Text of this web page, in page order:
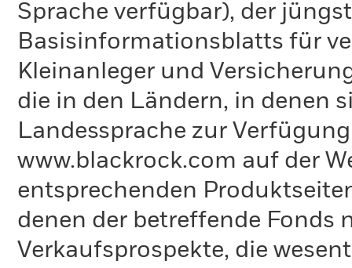
Sprache verfügbar), der
Basisinformationsblatts für
Kleinanleger und
die in den Ländern, in denen
Landessprache zur
www.blackrock.com auf der
entsprechenden
denen der betreffende Fonds
Verkaufsprospekte, die